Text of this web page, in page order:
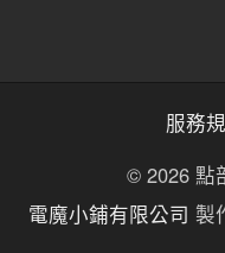
服務
© 2026 點
電魔小鋪有限公司 製